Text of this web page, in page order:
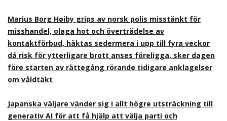
Marius Borg Høiby grips av norsk polis misstänkt för
misshandel, olaga hot och överträdelse av
kontaktförbud, häktas sedermera i upp till fyra veckor
då risk för ytterligare brott anses föreligga, sker dagen
före starten av rättegång rörande tidigare anklagelser
om våldtäkt
Japanska väljare vänder sig i allt högre utsträckning till
generativ AI för att få hjälp att välja parti och